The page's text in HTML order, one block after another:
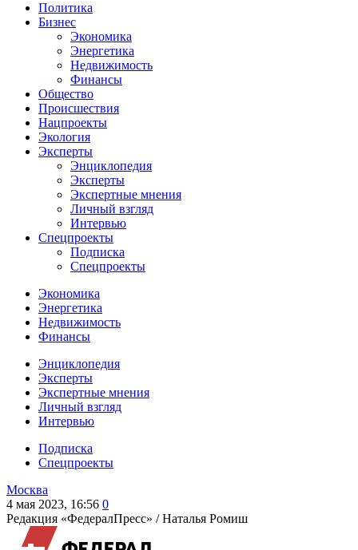
Политика
Бизнес
Экономика
Энергетика
Недвижимость
Финансы
Общество
Происшествия
Нацпроекты
Экология
Эксперты
Энциклопедия
Эксперты
Экспертные мнения
Личный взгляд
Интервью
Спецпроекты
Подписка
Спецпроекты
Экономика
Энергетика
Недвижимость
Финансы
Энциклопедия
Эксперты
Экспертные мнения
Личный взгляд
Интервью
Подписка
Спецпроекты
Москва
4 мая 2023, 16:56 0
Редакция «ФедералПресс» /Наталья Ромиш